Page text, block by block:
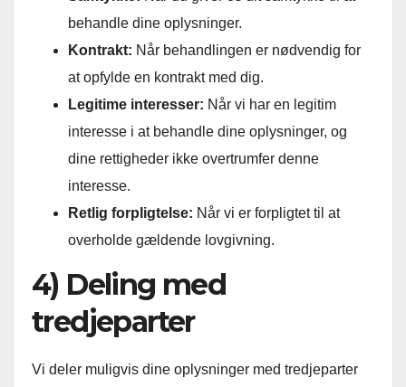
behandle dine oplysninger.
Kontrakt: Når behandlingen er nødvendig for
at opfylde en kontrakt med dig.
Legitime interesser: Når vi har en legitim
interesse i at behandle dine oplysninger, og
dine rettigheder ikke overtrumfer denne
interesse.
Retlig forpligtelse: Når vi er forpligtet til at
overholde gældende lovgivning.
4) Deling med
tredjeparter
Vi deler muligvis dine oplysninger med tredjeparter